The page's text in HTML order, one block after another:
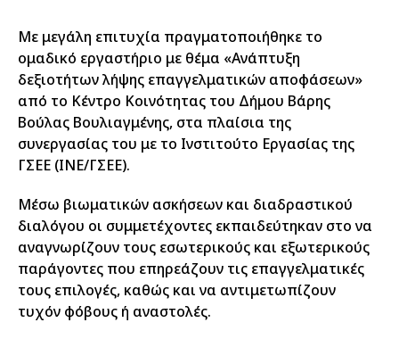
Με μεγάλη επιτυχία πραγματοποιήθηκε το
ομαδικό εργαστήριο με θέμα «Ανάπτυξη
δεξιοτήτων λήψης επαγγελματικών αποφάσεων»
από το Κέντρο Κοινότητας του Δήμου Βάρης
Βούλας Βουλιαγμένης, στα πλαίσια της
συνεργασίας του με το Ινστιτούτο Εργασίας της
ΓΣΕΕ (ΙΝΕ/ΓΣΕΕ).
Μέσω βιωματικών ασκήσεων και διαδραστικού
διαλόγου οι συμμετέχοντες εκπαιδεύτηκαν στο να
αναγνωρίζουν τους εσωτερικούς και εξωτερικούς
παράγοντες που επηρεάζουν τις επαγγελματικές
τους επιλογές, καθώς και να αντιμετωπίζουν
τυχόν φόβους ή αναστολές.